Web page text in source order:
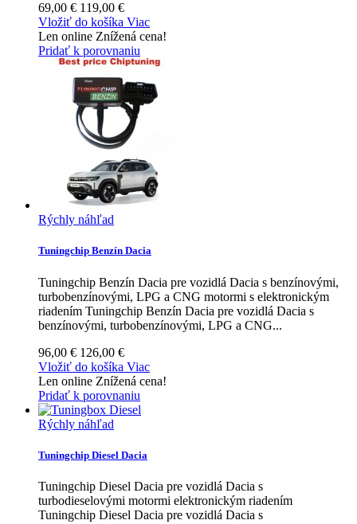
69,00 € 119,00 €
Vložiť do košíka Viac
Len online Znížená cena!
Pridať k porovnaniu
Rýchly náhľad
Tuningchip Benzín Dacia
Tuningchip Benzín Dacia pre vozidlá Dacia s benzínovými,
turbobenzínovými, LPG a CNG motormi s elektronickým
riadením Tuningchip Benzín Dacia pre vozidlá Dacia s
benzínovými, turbobenzínovými, LPG a CNG...
96,00 € 126,00 €
Vložiť do košíka Viac
Len online Znížená cena!
Pridať k porovnaniu
Rýchly náhľad
Tuningchip Diesel Dacia
Tuningchip Diesel Dacia pre vozidlá Dacia s
turbodieselovými motormi elektronickým riadením
Tuningchip Diesel Dacia pre vozidlá Dacia s